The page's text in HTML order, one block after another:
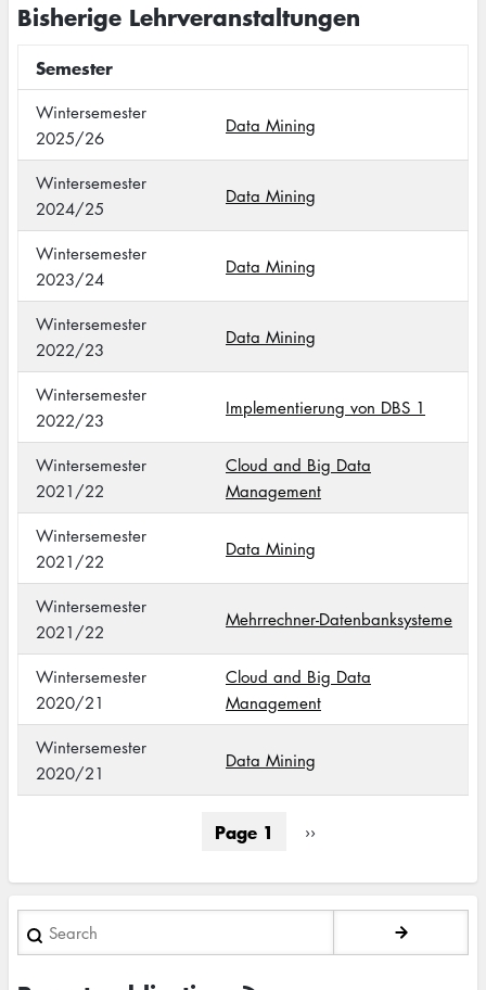
Bisherige Lehrveranstaltungen
Semester
Wintersemester
2025/26
Data Mining
Wintersemester
2024/25
Data Mining
Wintersemester
2023/24
Data Mining
Wintersemester
2022/23
Data Mining
Wintersemester
2022/23
Implementierung von DBS 1
Wintersemester
2021/22
Cloud and Big Data
Management
Wintersemester
2021/22
Data Mining
Wintersemester
2021/22
Mehrrechner-Datenbanksysteme
Wintersemester
2020/21
Cloud and Big Data
Management
Wintersemester
2020/21
Data Mining
Page 1
Next
››
Search